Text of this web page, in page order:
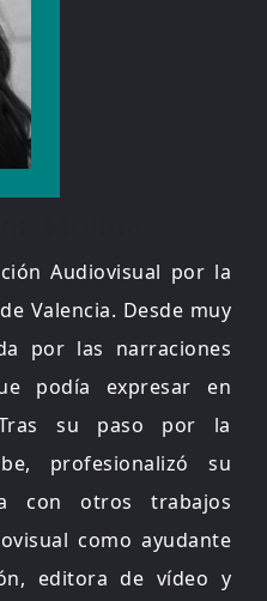
Audiovisual por la
Valencia. Desde muy
por las narraciones
podía expresar en
su paso por la
profesionalizó su
con otros trabajos
como ayudante
editora de vídeo y